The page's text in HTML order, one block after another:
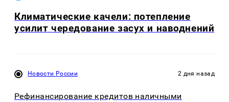
Климатические качели: потепление
усилит чередование засух и наводнений
Новости России 2 дня назад
Рефинансирование кредитов наличными